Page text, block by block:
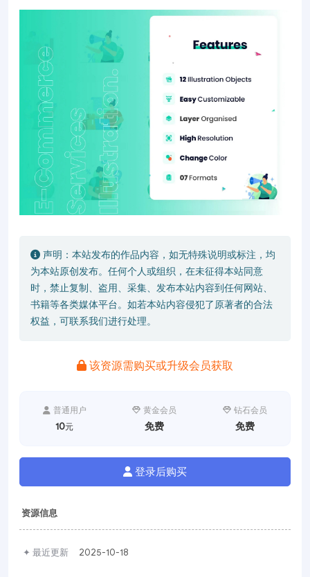
声明：本站发布的作品内容，如无特殊说明或标注，均
为本站原创发布。任何个人或组织，在未征得本站同意
时，禁止复制、盗用、采集、发布本站内容到任何网站、
书籍等各类媒体平台。如若本站内容侵犯了原著者的合法
权益，可联系我们进行处理。
该资源需购买或升级会员获取
普通用户
10元
黄金会员
免费
钻石会员
免费
登录后购买
资源信息
✦ 最近更新 2025-10-18